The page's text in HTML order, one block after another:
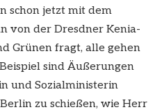
schon jetzt mit dem
von der Dresdner Kenia-
Grünen fragt, alle gehen
sind Äußerungen
und Sozialministerin
zu schießen, wie Herr